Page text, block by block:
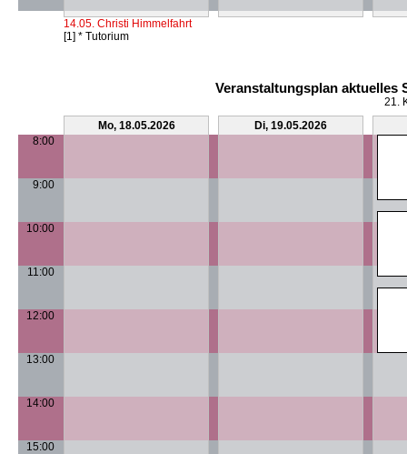
14.05. Christi Himmelfahrt
[1] * Tutorium
Veranstaltungsplan aktuelles
21.
Mo, 18.05.2026
Di, 19.05.2026
8:00
9:00
10:00
11:00
12:00
13:00
14:00
15:00